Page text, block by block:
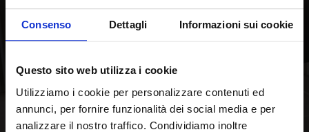
Consenso Dettagli Informazioni sui cookie
Questo sito web utilizza i cookie
Utilizziamo i cookie per personalizzare contenuti ed
annunci, per fornire funzionalità dei social media e per
analizzare il nostro traffico. Condividiamo inoltre